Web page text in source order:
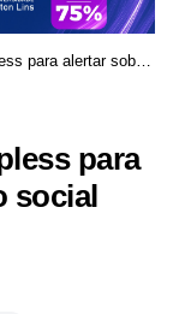
para alertar sobre
para
social